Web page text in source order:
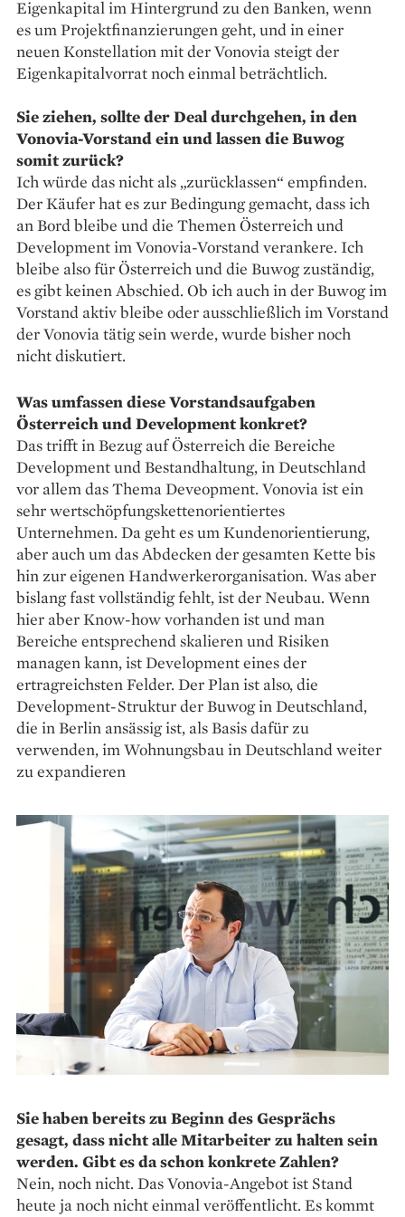
Eigenkapital im Hintergrund zu den Banken, wenn
es um Projektfinanzierungen geht, und in einer
neuen Konstellation mit der Vonovia steigt der
Eigenkapitalvorrat noch einmal beträchtlich.
Sie ziehen, sollte der Deal durchgehen, in den
Vonovia-Vorstand ein und lassen die Buwog
somit zurück?
Ich würde das nicht als „zurücklassen“ empfinden.
Der Käufer hat es zur Bedingung gemacht, dass ich
an Bord bleibe und die Themen Österreich und
Development im Vonovia-Vorstand verankere. Ich
bleibe also für Österreich und die Buwog zuständig,
es gibt keinen Abschied. Ob ich auch in der Buwog im
Vorstand aktiv bleibe oder ausschließlich im Vorstand
der Vonovia tätig sein werde, wurde bisher noch
nicht diskutiert.
Was umfassen diese Vorstandsaufgaben
Österreich und Development konkret?
Das trifft in Bezug auf Österreich die Bereiche
Development und Bestandhaltung, in Deutschland
vor allem das Thema Deveopment. Vonovia ist ein
sehr wertschöpfungskettenorientiertes
Unternehmen. Da geht es um Kundenorientierung,
aber auch um das Abdecken der gesamten Kette bis
hin zur eigenen Handwerkerorganisation. Was aber
bislang fast vollständig fehlt, ist der Neubau. Wenn
hier aber Know-how vorhanden ist und man
Bereiche entsprechend skalieren und Risiken
managen kann, ist Development eines der
ertragreichsten Felder. Der Plan ist also, die
Development-Struktur der Buwog in Deutschland,
die in Berlin ansässig ist, als Basis dafür zu
verwenden, im Wohnungsbau in Deutschland weiter
zu expandieren
Sie haben bereits zu Beginn des Gesprächs
gesagt, dass nicht alle Mitarbeiter zu halten sein
werden. Gibt es da schon konkrete Zahlen?
Nein, noch nicht. Das Vonovia-Angebot ist Stand
heute ja noch nicht einmal veröffentlicht. Es kommt